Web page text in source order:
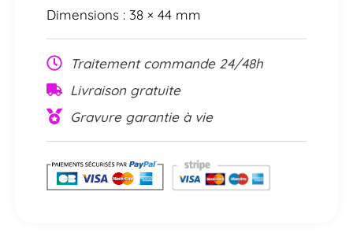
Dimensions : 38 × 44 mm
Traitement commande 24/48h
Livraison gratuite
Gravure garantie à vie